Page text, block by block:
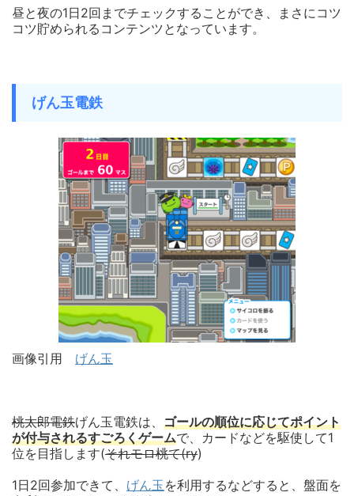
昼と夜の1日2回までチェックすることができ、まさにコツ
コツ貯められるコンテンツとなっています。
げん玉電鉄
画像引用 げん玉
桃太郎電鉄げん玉電鉄は、 ゴールの順位に応じてポイント
が付与されるすごろくゲームで、カードなどを駆使して1
位を目指します(それモロ桃て(ry)
1日2回参加できて、 げん玉 を利用するなどすると、盤面を